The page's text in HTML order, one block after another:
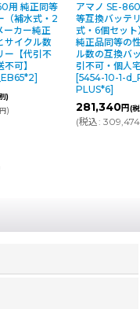
用 純正同等
（補水式・2
ーカー純正
サイクル数
ー【代引不
可】
]
)
円)
アマノ SE-
等互換バッテ
式・6個セッ
純正品同等の
ル数の互換バ
引不可・個人
[5454-10-1-
PLUS*6]
281,340円(
(税込: 309,474